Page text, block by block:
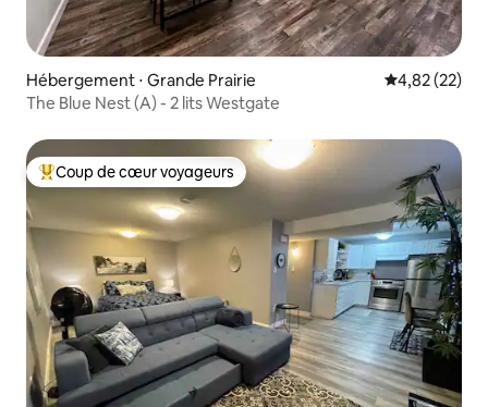
Hébergement ⋅ Grande Prairie Évaluation
4,82 (22)
The Blue Nest (A) - 2 lits Westgate
Coups de cœur voyageurs les plus appréciés
Coup de cœur voyageurs